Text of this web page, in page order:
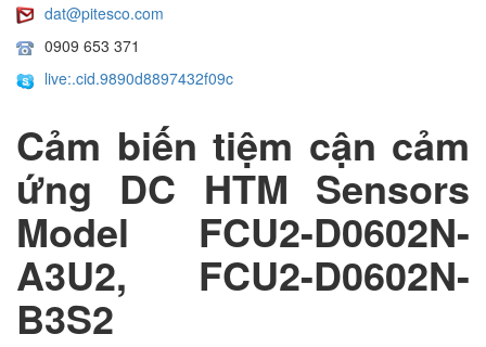
dat@pitesco.com
0909 653 371
live:.cid.9890d8897432f09c
Cảm biến tiệm cận cảm
ứng DC HTM Sensors
Model FCU2-D0602N-
A3U2, FCU2-D0602N-
B3S2